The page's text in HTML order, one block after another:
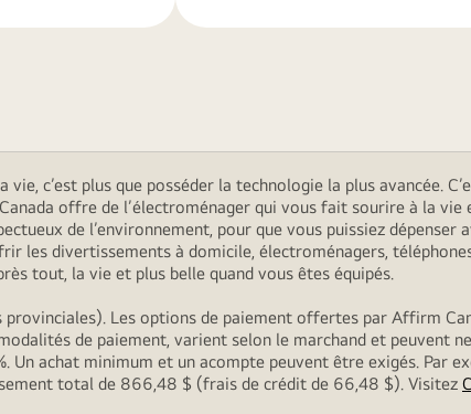
c’est plus que posséder la technologie la plus avancée.
offre de l’électroménager qui vous fait sourire à la vie
de l’environnement, pour que vous puissiez
les divertissements à domicile, électroménagers,
tout, la vie et plus belle quand vous êtes équipés.
Les options de paiement offertes par Affirm
de paiement, varient selon le marchand et peuvent
Un achat minimum et un acompte peuvent être exigés. Par
total de 866,48 $ (frais de crédit de 66,48 $). Visitez